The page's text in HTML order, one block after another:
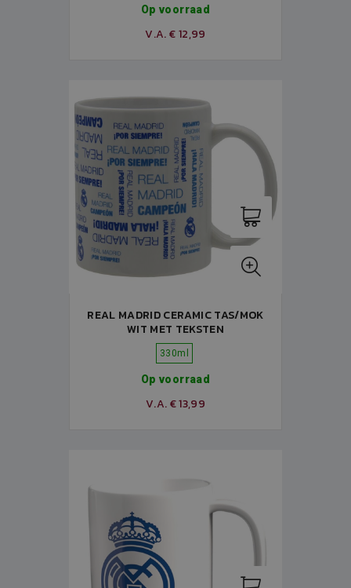
Op voorraad
V.A. € 12,99
REAL MADRID CERAMIC TAS/MOK
WIT MET TEKSTEN
330ml
Op voorraad
V.A. € 13,99